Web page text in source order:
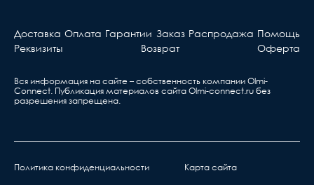
Доставка Оплата Гарантии Заказ Распродажа Помощь
Реквизиты
Возврат Оферта
Вся информация на сайте – собственность компании Olmi-
Сonnect. Публикация материалов сайта Olmi-connect.ru без
разрешения запрещена.
Политика конфиденциальности Карта сайта